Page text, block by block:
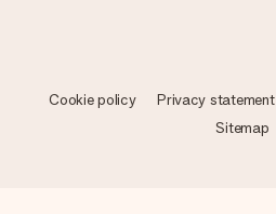
Cookie policy Privacy statement
Sitemap